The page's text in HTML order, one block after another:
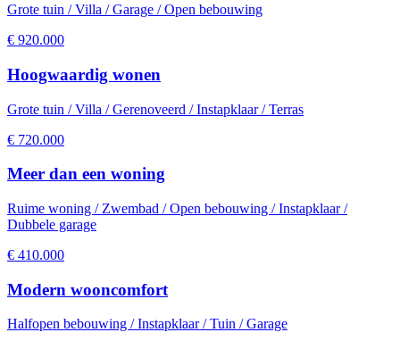
Grote tuin / Villa / Garage / Open bebouwing
€ 920.000
Hoogwaardig wonen
Grote tuin / Villa / Gerenoveerd / Instapklaar / Terras
€ 720.000
Meer dan een woning
Ruime woning / Zwembad / Open bebouwing / Instapklaar /
Dubbele garage
€ 410.000
Modern wooncomfort
Halfopen bebouwing / Instapklaar / Tuin / Garage